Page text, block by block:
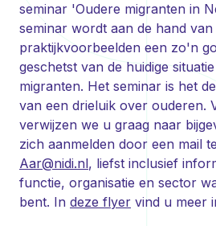
seminar 'Oudere migranten in
seminar wordt aan de hand
praktijkvoorbeelden een zo'n
geschetst van de huidige
migranten. Het seminar is het
van een drieluik over ouderen.
verwijzen we u graag naar
zich aanmelden door een mail
Aar@nidi.nl, liefst inclusief
functie, organisatie en sector
bent. In deze flyer vind u meer